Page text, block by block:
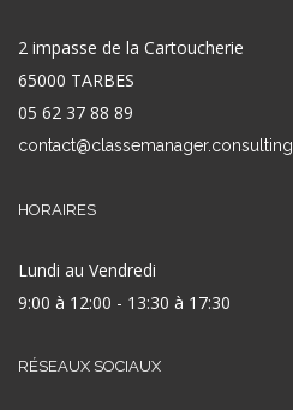
2 impasse de la Cartoucherie
65000 TARBES
05 62 37 88 89
contact@classemanager.consulting
HORAIRES
Lundi au Vendredi
9:00 à 12:00 - 13:30 à 17:30
RÉSEAUX SOCIAUX